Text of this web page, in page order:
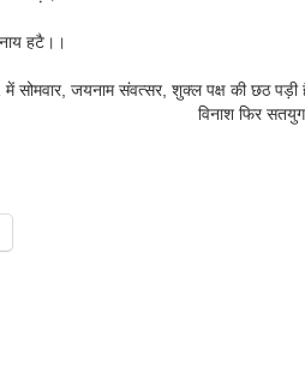
हटै।।
सोमवार, जयनाम संवत्सर, शुक्ल पक्ष की छठ
विनाश फिर सतयुग